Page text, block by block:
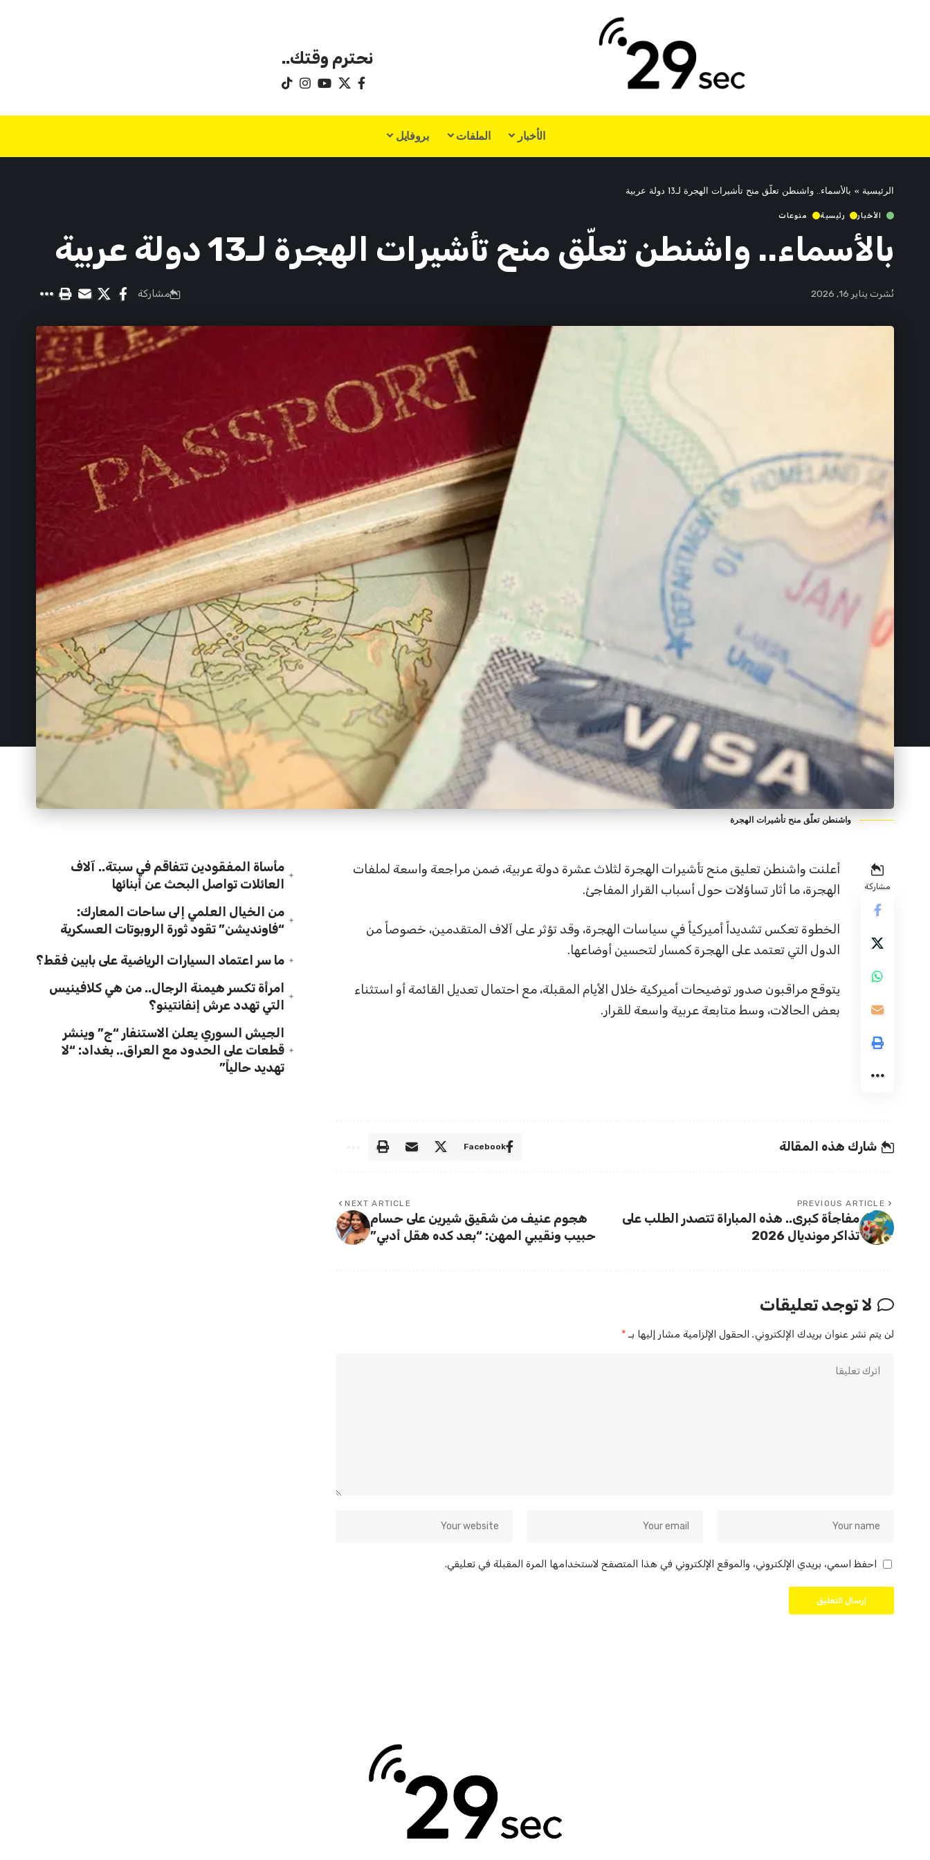
نحترم وقتك..
الأخبار الملفات بروفايل
الرئيسية » بالأسماء.. واشنطن تعلّق منح تأشيرات الهجرة لـ13 دولة عربية
الأخبار رئيسية منوعات
بالأسماء.. واشنطن تعلّق منح تأشيرات الهجرة لـ13 دولة عربية
نُشرت يناير 16, 2026 مشاركة
واشنطن تعلّق منح تأشيرات الهجرة
مشاركة
أعلنت واشنطن تعليق منح تأشيرات الهجرة لثلاث عشرة دولة عربية، ضمن مراجعة واسعة لملفات
الهجرة، ما أثار تساؤلات حول أسباب القرار المفاجئ.
الخطوة تعكس تشديداً أميركياً في سياسات الهجرة، وقد تؤثر على آلاف المتقدمين، خصوصاً من
الدول التي تعتمد على الهجرة كمسار لتحسين أوضاعها.
يتوقع مراقبون صدور توضيحات أميركية خلال الأيام المقبلة، مع احتمال تعديل القائمة أو استثناء
بعض الحالات، وسط متابعة عربية واسعة للقرار.
شارك هذه المقالة Facebook
PREVIOUS ARTICLE
مفاجأة كبرى.. هذه المباراة تتصدر الطلب على
تذاكر مونديال 2026
NEXT ARTICLE
هجوم عنيف من شقيق شيرين على حسام
حبيب ونقيبي المهن: “بعد كده هقل أدبي”
لا توجد تعليقات
لن يتم نشر عنوان بريدك الإلكتروني. الحقول الإلزامية مشار إليها بـ *
احفظ اسمي، بريدي الإلكتروني، والموقع الإلكتروني في هذا المتصفح لاستخدامها المرة المقبلة في تعليقي.
مأساة المفقودين تتفاقم في سبتة.. آلاف
العائلات تواصل البحث عن أبنائها
من الخيال العلمي إلى ساحات المعارك:
“فاونديشن” تقود ثورة الروبوتات العسكرية
ما سر اعتماد السيارات الرياضية على بابين فقط؟
امرأة تكسر هيمنة الرجال.. من هي كلافينيس
التي تهدد عرش إنفانتينو؟
الجيش السوري يعلن الاستنفار “ج” وينشر
قطعات على الحدود مع العراق.. بغداد: “لا
تهديد حالياً”